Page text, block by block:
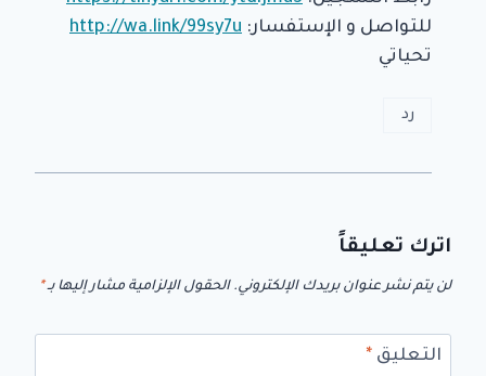
للتواصل و الإستفسار: http://wa.link/99sy7u
تحياتي
رد
اترك تعليقاً
لن يتم نشر عنوان بريدك الإلكتروني. الحقول الإلزامية مشار إليها بـ*
التعليق *